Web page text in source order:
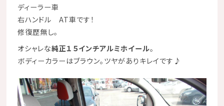
ディーラー車
右ハンドル AT車です！
修復歴無し。
オシャレな純正１５インチアルミホイール。
ボディーカラーはブラウン。ツヤがありキレイです ♪